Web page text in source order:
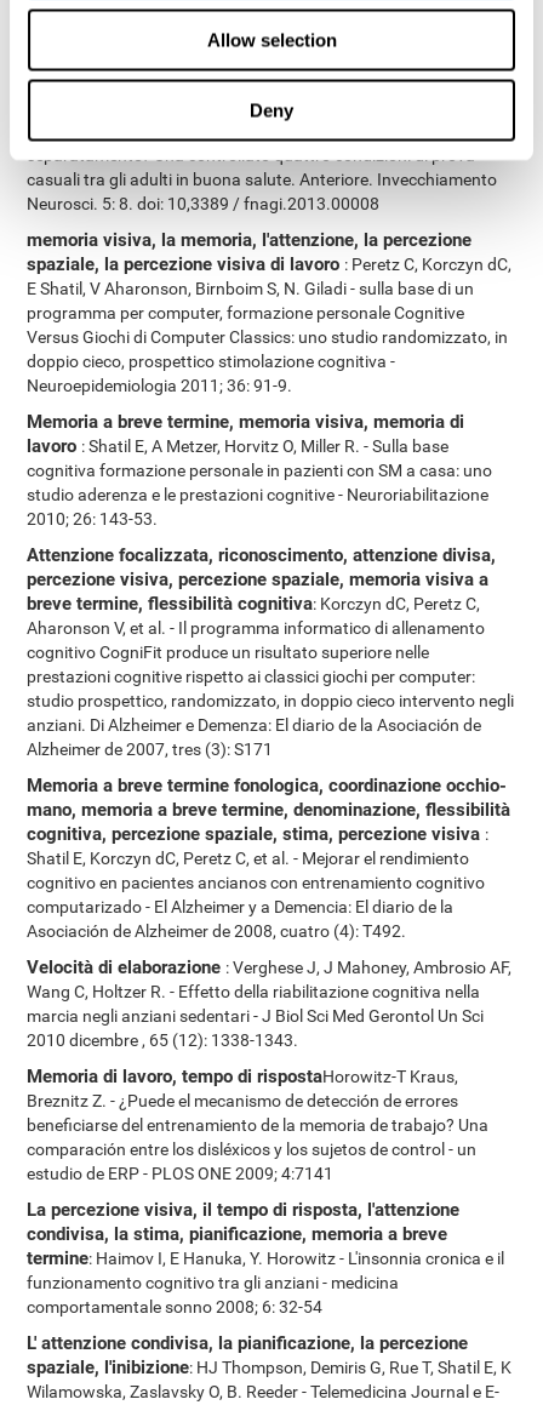
Allow selection
Deny
di elaborazione, la scansione visiva, la denominazione:
Shatil E (2013). Does formazione cognitiva e l'attività fisica
casuali tra gli adulti in buona salute. Anteriore. Invecchiamento
Neurosci. 5: 8. doi: 10,3389 / fnagi.2013.00008
memoria visiva, la memoria, l'attenzione, la percezione
spaziale, la percezione visiva di lavoro : Peretz C, Korczyn dC,
E Shatil, V Aharonson, Birnboim S, N. Giladi - sulla base di un
programma per computer, formazione personale Cognitive
Versus Giochi di Computer Classics: uno studio randomizzato, in
doppio cieco, prospettico stimolazione cognitiva -
Neuroepidemiologia 2011; 36: 91-9.
Memoria a breve termine, memoria visiva, memoria di
lavoro : Shatil E, A Metzer, Horvitz O, Miller R. - Sulla base
cognitiva formazione personale in pazienti con SM a casa: uno
studio aderenza e le prestazioni cognitive - Neuroriabilitazione
2010; 26: 143-53.
Attenzione focalizzata, riconoscimento, attenzione divisa,
percezione visiva, percezione spaziale, memoria visiva a
breve termine, flessibilità cognitiva: Korczyn dC, Peretz C,
Aharonson V, et al. - Il programma informatico di allenamento
cognitivo CogniFit produce un risultato superiore nelle
prestazioni cognitive rispetto ai classici giochi per computer:
studio prospettico, randomizzato, in doppio cieco intervento negli
anziani. Di Alzheimer e Demenza: El diario de la Asociación de
Alzheimer de 2007, tres (3): S171
Memoria a breve termine fonologica, coordinazione occhio-
mano, memoria a breve termine, denominazione, flessibilità
cognitiva, percezione spaziale, stima, percezione visiva :
Shatil E, Korczyn dC, Peretz C, et al. - Mejorar el rendimiento
cognitivo en pacientes ancianos con entrenamiento cognitivo
computarizado - El Alzheimer y a Demencia: El diario de la
Asociación de Alzheimer de 2008, cuatro (4): T492.
Velocità di elaborazione : Verghese J, J Mahoney, Ambrosio AF,
Wang C, Holtzer R. - Effetto della riabilitazione cognitiva nella
marcia negli anziani sedentari - J Biol Sci Med Gerontol Un Sci
2010 dicembre , 65 (12): 1338-1343.
Memoria di lavoro, tempo di rispostaHorowitz-T Kraus,
Breznitz Z. - ¿Puede el mecanismo de detección de errores
beneficiarse del entrenamiento de la memoria de trabajo? Una
comparación entre los disléxicos y los sujetos de control - un
estudio de ERP - PLOS ONE 2009; 4:7141
La percezione visiva, il tempo di risposta, l'attenzione
condivisa, la stima, pianificazione, memoria a breve
termine: Haimov I, E Hanuka, Y. Horowitz - L'insonnia cronica e il
funzionamento cognitivo tra gli anziani - medicina
comportamentale sonno 2008; 6: 32-54
L' attenzione condivisa, la pianificazione, la percezione
spaziale, l'inibizione: HJ Thompson, Demiris G, Rue T, Shatil E, K
Wilamowska, Zaslavsky O, B. Reeder - Telemedicina Journal e E-